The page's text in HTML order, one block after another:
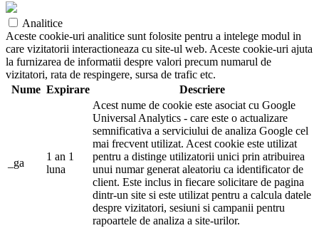
Analitice
Aceste cookie-uri analitice sunt folosite pentru a intelege modul in
care vizitatorii interactioneaza cu site-ul web. Aceste cookie-uri ajuta
la furnizarea de informatii despre valori precum numarul de
vizitatori, rata de respingere, sursa de trafic etc.
Nume Expirare Descriere
_ga
1 an 1
luna
Acest nume de cookie este asociat cu Google
Universal Analytics - care este o actualizare
semnificativa a serviciului de analiza Google cel
mai frecvent utilizat. Acest cookie este utilizat
pentru a distinge utilizatorii unici prin atribuirea
unui numar generat aleatoriu ca identificator de
client. Este inclus in fiecare solicitare de pagina
dintr-un site si este utilizat pentru a calcula datele
despre vizitatori, sesiuni si campanii pentru
rapoartele de analiza a site-urilor.